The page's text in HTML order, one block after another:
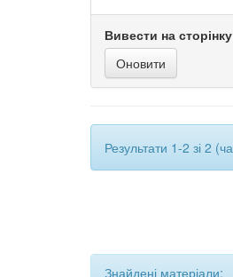
Вивести на сторінку
Результати 1-2 зі 2
Знайдені матеріали: